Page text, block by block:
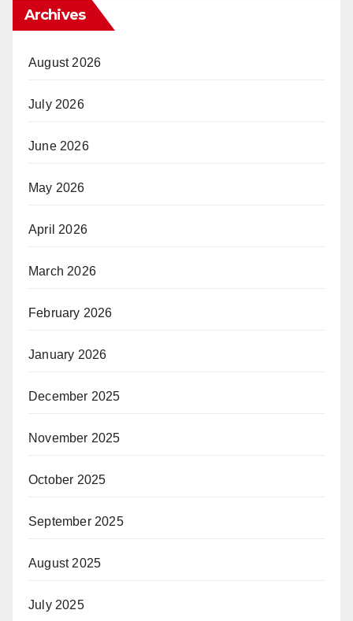
Archives
August 2026
July 2026
June 2026
May 2026
April 2026
March 2026
February 2026
January 2026
December 2025
November 2025
October 2025
September 2025
August 2025
July 2025